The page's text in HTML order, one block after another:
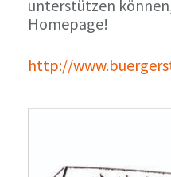
unterstützen
Homepage!
http://